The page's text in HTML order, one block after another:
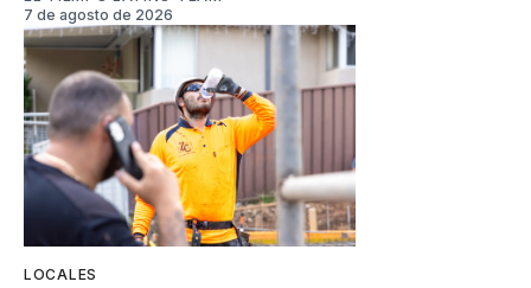
7 de agosto de 2026
LOCALES